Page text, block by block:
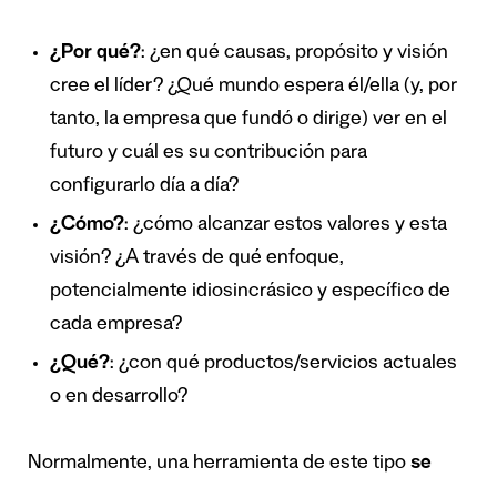
¿Por qué?: ¿en qué causas, propósito y visión
cree el líder? ¿Qué mundo espera él/ella (y, por
tanto, la empresa que fundó o dirige) ver en el
futuro y cuál es su contribución para
configurarlo día a día?
¿Cómo?: ¿cómo alcanzar estos valores y esta
visión? ¿A través de qué enfoque,
potencialmente idiosincrásico y específico de
cada empresa?
¿Qué?: ¿con qué productos/servicios actuales
o en desarrollo?
Normalmente, una herramienta de este tipo se